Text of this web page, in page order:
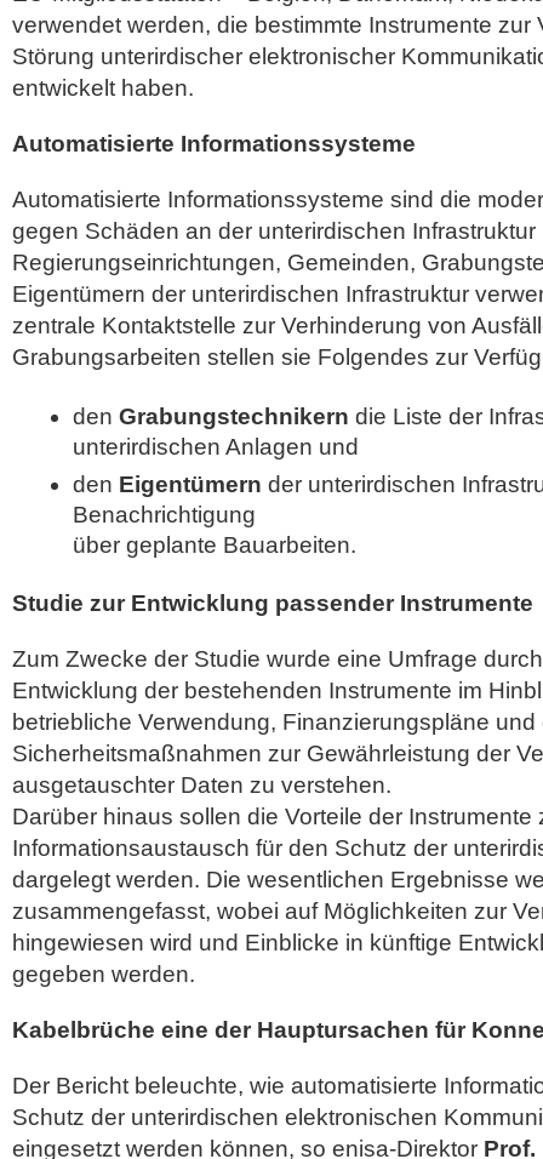
verwendet werden, die bestimmte Instrumente zur
Störung unterirdischer elektronischer
entwickelt haben.
Automatisierte Informationssysteme
Automatisierte Informationssysteme sind die
gegen Schäden an der unterirdischen
Regierungseinrichtungen, Gemeinden,
Eigentümern der unterirdischen Infrastruktur
zentrale Kontaktstelle zur Verhinderung von
Grabungsarbeiten stellen sie Folgendes zur
den Grabungstechnikern die Liste der
unterirdischen Anlagen und
den Eigentümern der unterirdischen
Benachrichtigung
über geplante Bauarbeiten.
Studie zur Entwicklung passender Instrumente
Zum Zwecke der Studie wurde eine Umfrage
Entwicklung der bestehenden Instrumente im
betriebliche Verwendung, Finanzierungspläne und
Sicherheitsmaßnahmen zur Gewährleistung der
ausgetauschter Daten zu verstehen.
Darüber hinaus sollen die Vorteile der Instrumente
Informationsaustausch für den Schutz der
dargelegt werden. Die wesentlichen Ergebnisse
zusammengefasst, wobei auf Möglichkeiten zur
hingewiesen wird und Einblicke in künftige
gegeben werden.
Kabelbrüche eine der Hauptursachen für
Der Bericht beleuchte, wie automatisierte
Schutz der unterirdischen elektronischen
eingesetzt werden können, so enisa-Direktor Prof.